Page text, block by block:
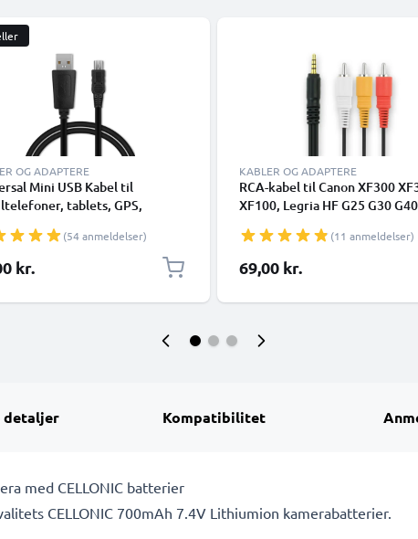
OG ADAPTERE
Mini USB Kabel til
tablets, GPS,
Opladning/opladerkabel -
(54 anmeldelser)
kr.
KABLER OG ADAPTERE
RCA-kabel til Canon XF300
XF100, Legria HF G25 G30
Vixia HF R500, XA35 XA30
A1, FS100 FS200, MV890, TV,
Blu-Ray, Kamera, Konsol –
(11 anmeldelser)
69,00 kr.
detaljer Kompatibilitet
med CELLONIC batterier
CELLONIC 700mAh 7.4V Lithiumion kamerabatterier.